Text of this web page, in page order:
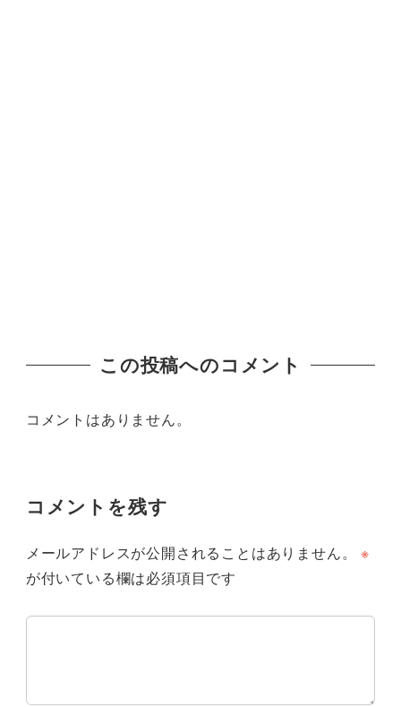
この投稿へのコメント
コメントはありません。
コメントを残す
メールアドレスが公開されることはありません。
※
が付いている欄は必須項目です